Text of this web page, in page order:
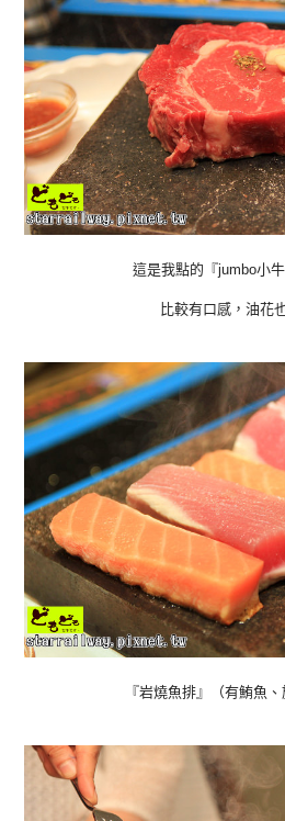
這是我點的『jumbo小
比較有口感，油花
『岩燒魚排』（有鮪魚、